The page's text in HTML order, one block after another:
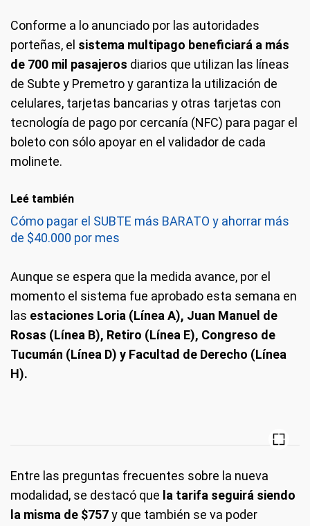
Conforme a lo anunciado por las autoridades
porteñas, el sistema multipago beneficiará a más
de 700 mil pasajeros diarios que utilizan las líneas
de Subte y Premetro y garantiza la utilización de
celulares, tarjetas bancarias y otras tarjetas con
tecnología de pago por cercanía (NFC) para pagar el
boleto con sólo apoyar en el validador de cada
molinete.
Leé también
Cómo pagar el SUBTE más BARATO y ahorrar más
de $40.000 por mes
Aunque se espera que la medida avance, por el
momento el sistema fue aprobado esta semana en
las estaciones Loria (Línea A), Juan Manuel de
Rosas (Línea B), Retiro (Línea E), Congreso de
Tucumán (Línea D) y Facultad de Derecho (Línea
H).
Entre las preguntas frecuentes sobre la nueva
modalidad, se destacó que la tarifa seguirá siendo
la misma de $757y que también se va poder